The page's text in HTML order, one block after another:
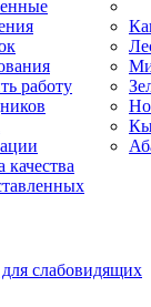
работу
качества
слабовидящих